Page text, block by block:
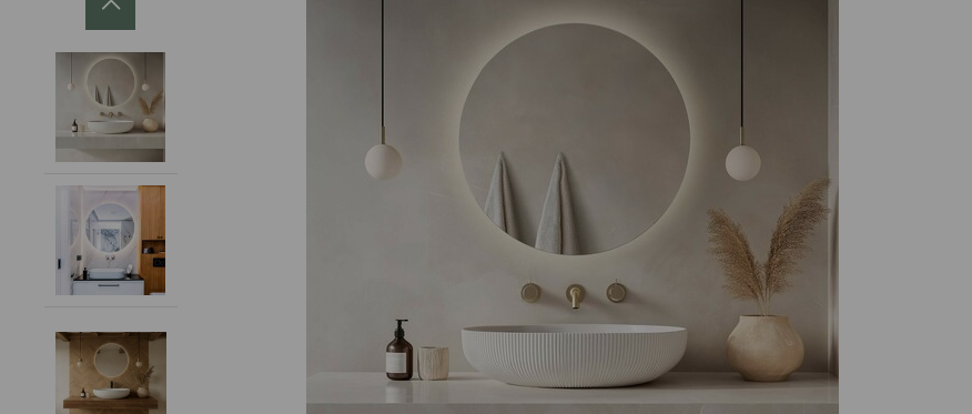
PRODUCENT
DekoracjeIrys.pl Paweł
726689468
biuro@dekoracjeirys.pl
Ul. Leśna 13